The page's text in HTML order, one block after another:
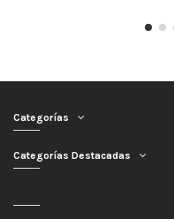
Categorías
Categorías Destacadas